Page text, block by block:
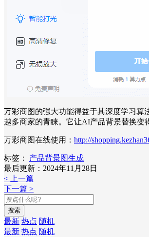
万彩商图的强大功能得益于其深度学习算
越多商家的青睐。它让AI产品背景替换变
万彩商图在线使用： http://
标签：
产品背景图生成
最后更新：2024年11月28日
< 上一篇
下一篇 >
搜索
最新 热点 随机
最新 热点 随机